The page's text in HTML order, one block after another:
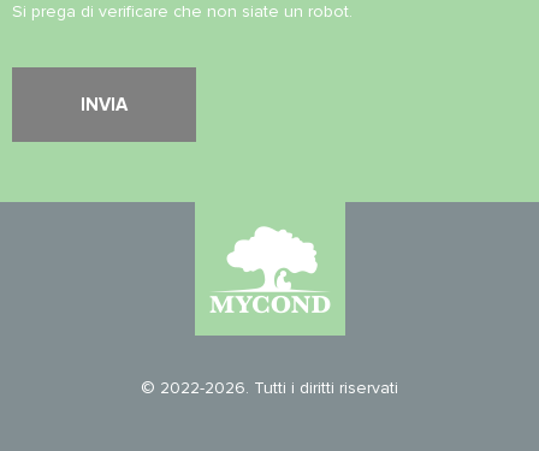
Si prega di verificare che non siate un robot.
© 2022-2026. Tutti i diritti riservati